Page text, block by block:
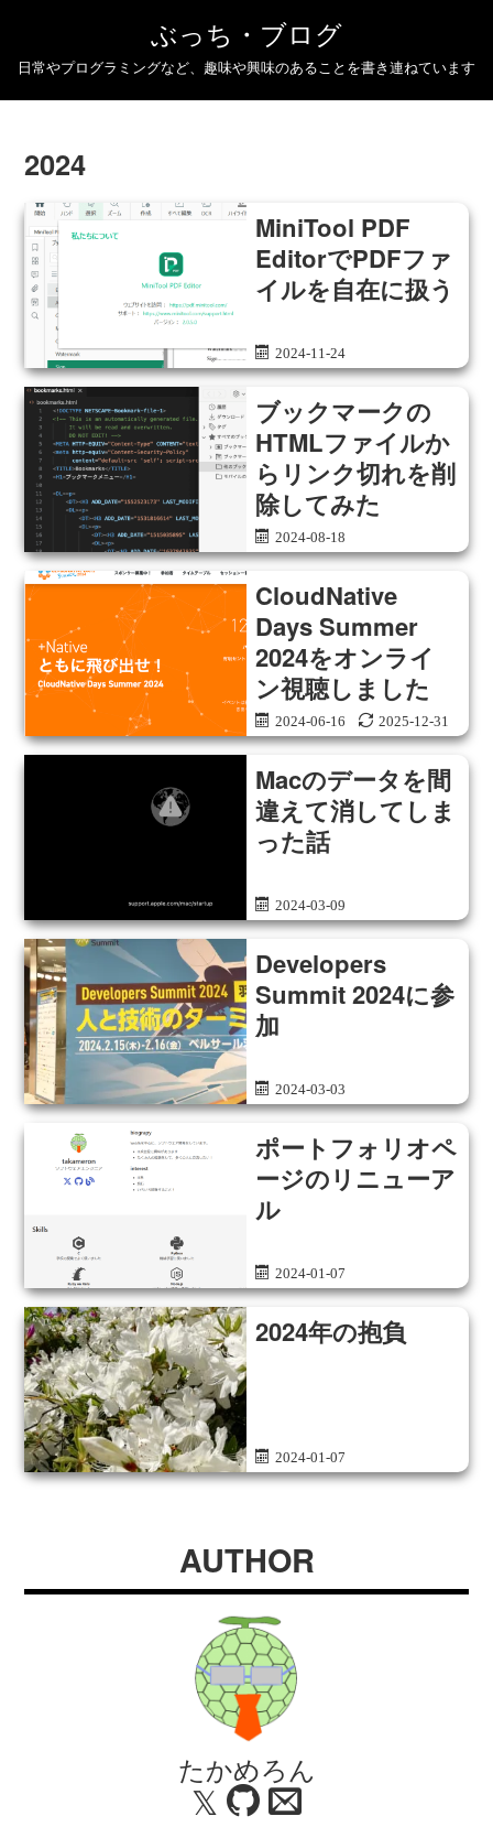
ぶっち・ブログ
日常やプログラミングなど、趣味や興味のあることを書き連ねています
2024
MiniTool PDF
EditorでPDFファ
イルを自在に扱う
2024-11-24
ブックマークの
HTMLファイルか
らリンク切れを削
除してみた
2024-08-18
CloudNative
Days Summer
2024をオンライ
ン視聴しました
2024-06-16 2025-12-31
Macのデータを間
違えて消してしま
った話
2024-03-09
Developers
Summit 2024に参
加
2024-03-03
ポートフォリオペ
ージのリニューア
ル
2024-01-07
2024年の抱負
2024-01-07
AUTHOR
たかめろん
𝕏